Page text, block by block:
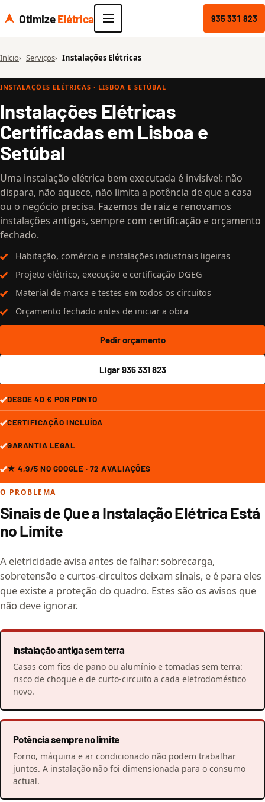
OtimizeElétrica 935 331 823
Início Serviços Instalações Elétricas
INSTALAÇÕES ELÉTRICAS · LISBOA E SETÚBAL
Instalações Elétricas
Certificadas em Lisboa e
Setúbal
Uma instalação elétrica bem executada é invisível: não
dispara, não aquece, não limita a potência de que a casa
ou o negócio precisa. Fazemos de raiz e renovamos
instalações antigas, sempre com certificação e orçamento
fechado.
Habitação, comércio e instalações industriais ligeiras
Projeto elétrico, execução e certificação DGEG
Material de marca e testes em todos os circuitos
Orçamento fechado antes de iniciar a obra
Pedir orçamento
Ligar 935 331 823
DESDE 40 € POR PONTO
CERTIFICAÇÃO INCLUÍDA
GARANTIA LEGAL
★ 4,9/5 NO GOOGLE · 72 AVALIAÇÕES
O PROBLEMA
Sinais de Que a Instalação Elétrica Está
no Limite
A eletricidade avisa antes de falhar: sobrecarga,
sobretensão e curtos-circuitos deixam sinais, e é para eles
que existe a proteção do quadro. Estes são os avisos que
não deve ignorar.
Instalação antiga sem terra
Casas com fios de pano ou alumínio e tomadas sem terra:
risco de choque e de curto-circuito a cada eletrodoméstico
novo.
Potência sempre no limite
Forno, máquina e ar condicionado não podem trabalhar
juntos. A instalação não foi dimensionada para o consumo
actual.